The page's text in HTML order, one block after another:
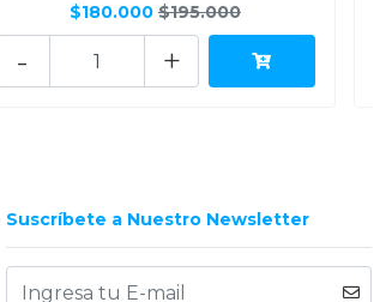
$180.000 $195.000
+
-
Suscríbete a Nuestro Newsletter